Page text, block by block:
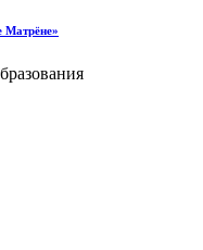
Матрёне»